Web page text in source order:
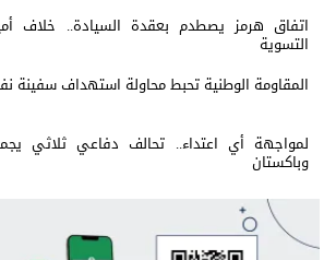
اتفاق هرمز يصطدم بعقدة السيادة.. خلاف
التسوية
المقاومة الوطنية تحبط محاولة استهداف سفينة
لمواجهة أي اعتداء.. تحالف دفاعي ثلاثي
وباكستان